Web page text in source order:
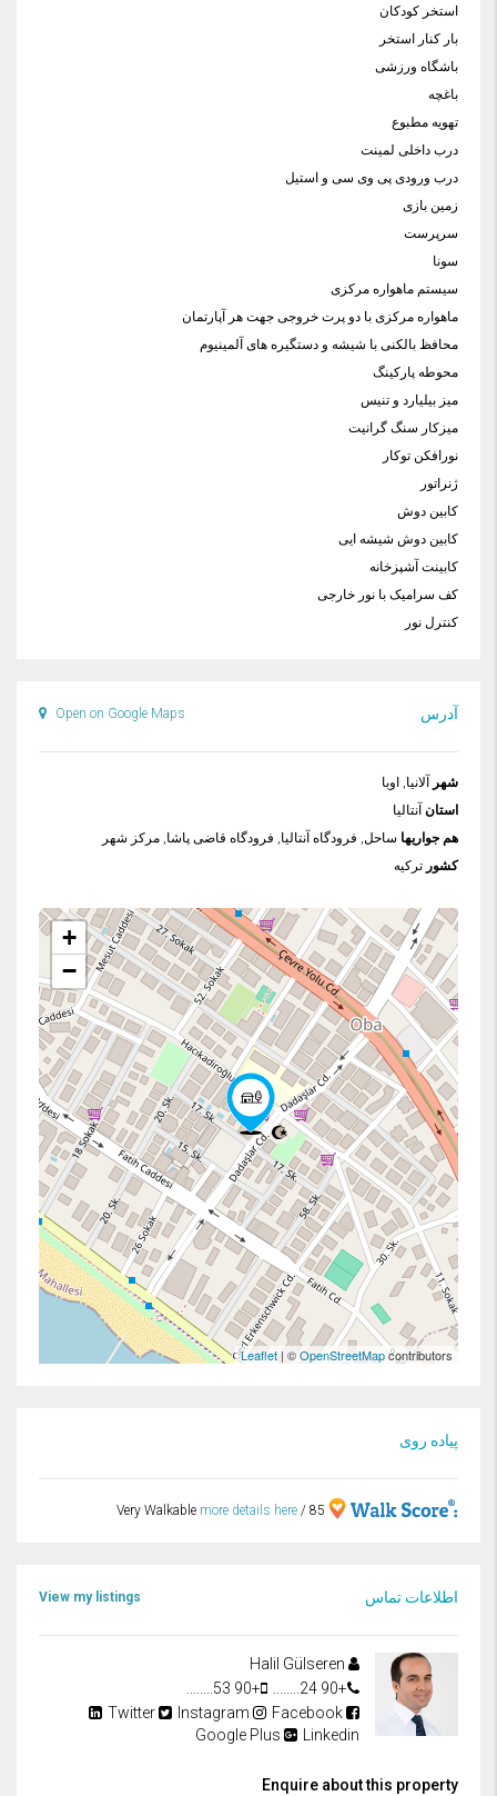
استخر کودکان
بار کنار استخر
باشگاه ورزشی
باغچه
تهویه مطبوع
درب داخلی لمینت
درب ورودی پی وی سی و استیل
زمین بازی
سرپرست
سونا
سیستم ماهواره مرکزی
ماهواره مرکزی با دو پرت خروجی جهت هر آپارتمان
محافظ بالکنی با شیشه و دستگیره های آلمینیوم
محوطه پارکینگ
میز بیلیارد و تنیس
میزکار سنگ گرانیت
نورافکن توکار
ژنراتور
کابین دوش
کابین دوش شیشه ایی
کابینت آشپزخانه
کف سرامیک با نور خارجی
کنترل نور
آدرس Open on Google Maps
شهر
آلانیا, اوبا
استان آنتالیا
هم جواریها ساحل, فرودگاه آنتالیا, فرودگاه قاضی پاشا, مرکز شهر
کشور ترکیه
+
−
Leaflet | ©OpenStreetMapcontributors
پیاده روی
85 / Very Walkable
more details here
اطلاعات تماس View my listings
+90 24........
+90 53........
Facebook
Instagram
Twitter
Linkedin
Google Plus
Enquire about this property